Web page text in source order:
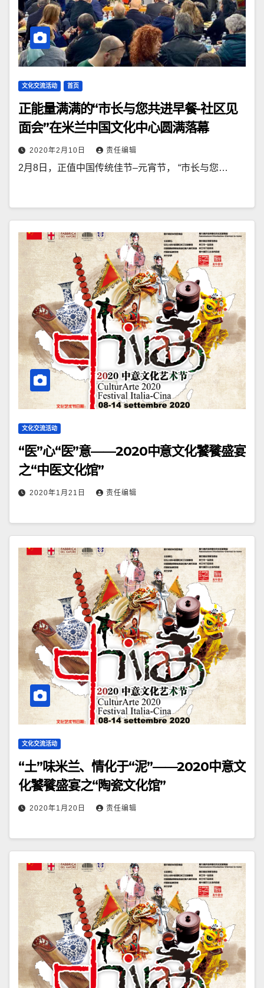
文化交流活动 首页
正能量满满的“市长与您共进早餐-社区见
面会”在米兰中国文化中心圆满落幕
2020年2月10日 责任编辑
2月8日，正值中国传统佳节–元宵节， “市长与您…
文化交流活动
“医”心“医”意——2020中意文化饕餮盛宴
之“中医文化馆”
2020年1月21日 责任编辑
文化交流活动
“土”味米兰、情化于“泥”——2020中意文
化饕餮盛宴之“陶瓷文化馆”
2020年1月20日 责任编辑